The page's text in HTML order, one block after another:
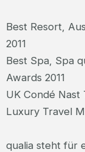
Best Resort,
2011
Best Spa, Spa
Awards 2011
UK Condé Nast
Luxury Travel
qualia steht für